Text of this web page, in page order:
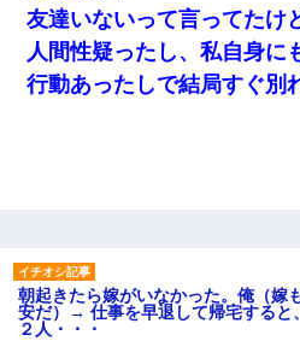
友達いないって言ってたけ
人間性疑ったし、私自身に
行動あったしで結局すぐ別
朝起きたら嫁がいなかった。俺（
安だ）→ 仕事を早退して帰宅すると
２人・・・